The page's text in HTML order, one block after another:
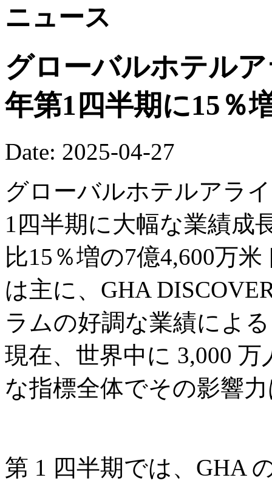
ニュース
グローバルホテル
年第1四半期に15％
Date: 2025-04-27
グローバルホテルアラ
1四半期に大幅な業績成
比15％増の7億4,600万
は主に、GHA
ラムの好調な業績によ
現在、世界中に 3,000
な指標全体でその影響
第 1 四半期では、GHA